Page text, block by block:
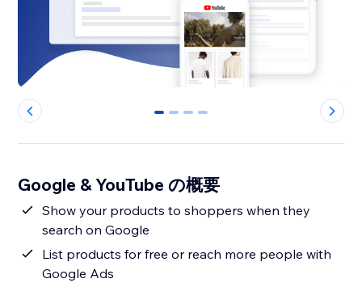
0 1 2 3
Google & YouTube の概要
Show your products to shoppers when they
search on Google
List products for free or reach more people with
Google Ads